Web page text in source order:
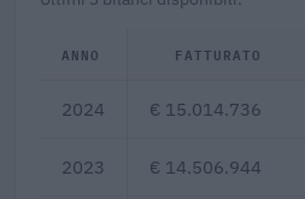
ANNO FATTURATO
2024 € 15.014.736
2023 € 14.506.944